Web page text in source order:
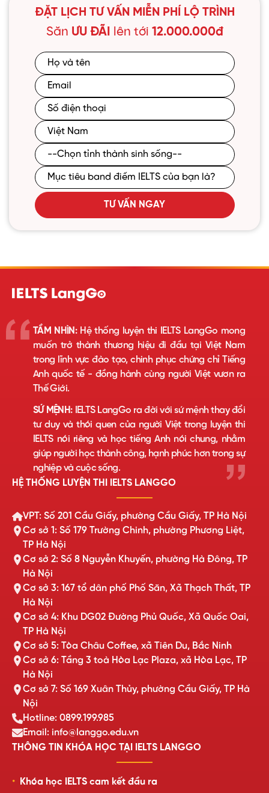
ĐẶT LỊCH TƯ VẤN MIỄN PHÍ LỘ TRÌNH
Săn ƯU ĐÃI lên tới 12.000.000đ
TƯ VẤN NGAY
TẦM NHÌN:Hệ thống luyện thi IELTS LangGo mong
muốn trở thành thương hiệu đi đầu tại Việt Nam
trong lĩnh vực đào tạo, chinh phục chứng chỉ Tiếng
Anh quốc tế - đồng hành cùng người Việt vươn ra
Thế Giới.
SỨ MỆNH:IELTS LangGo ra đời với sứ mệnh thay đổi
tư duy và thói quen của người Việt trong luyện thi
IELTS nói riêng và học tiếng Anh nói chung, nhằm
giúp người học thành công, hạnh phúc hơn trong sự
nghiệp và cuộc sống.
HỆ THỐNG LUYỆN THI IELTS LANGGO
VPT: Số 201 Cầu Giấy, phường Cầu Giấy, TP Hà Nội
Cơ sở 1: Số 179 Trường Chinh, phường Phương Liệt,
TP Hà Nội
Cơ sở 2: Số 8 Nguyễn Khuyến, phường Hà Đông, TP
Hà Nội
Cơ sở 3: 167 tổ dân phố Phố Săn, Xã Thạch Thất, TP
Hà Nội
Cơ sở 4: Khu DG02 Đường Phủ Quốc, Xã Quốc Oai,
TP Hà Nội
Cơ sở 5: Tòa Châu Coffee, xã Tiên Du, Bắc Ninh
Cơ sở 6: Tầng 3 toà Hòa Lạc Plaza, xã Hòa Lạc, TP
Hà Nội
Cơ sở 7: Số 169 Xuân Thủy, phường Cầu Giấy, TP Hà
Nội
Hotline: 0899.199.985
Email: info@langgo.edu.vn
THÔNG TIN KHÓA HỌC TẠI IELTS LANGGO
Khóa học IELTS cam kết đầu ra